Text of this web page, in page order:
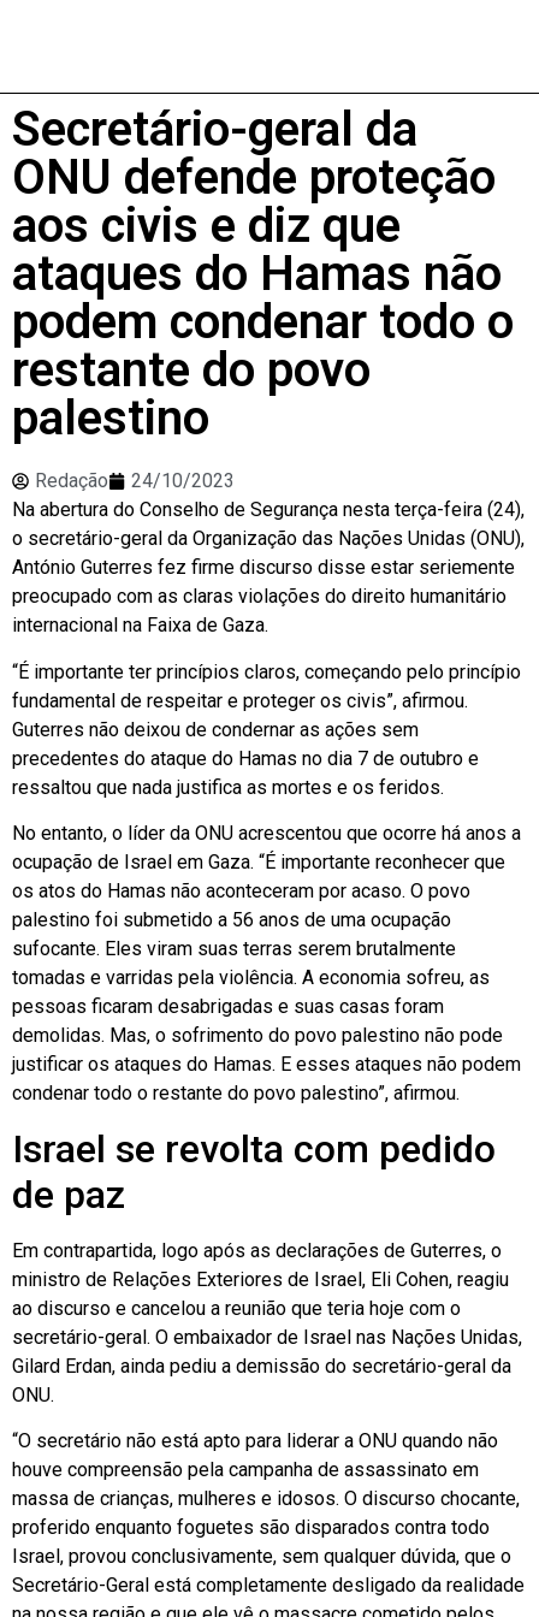
Secretário-geral da
ONU defende proteção
aos civis e diz que
ataques do Hamas não
podem condenar todo o
restante do povo
palestino
Redação
24/10/2023
Na abertura do Conselho de Segurança nesta terça-feira (24),
o secretário-geral da Organização das Nações Unidas (ONU),
António Guterres fez firme discurso disse estar seriemente
preocupado com as claras violações do direito humanitário
internacional na Faixa de Gaza.
“É importante ter princípios claros, começando pelo princípio
fundamental de respeitar e proteger os civis”, afirmou.
Guterres não deixou de condernar as ações sem
precedentes do ataque do Hamas no dia 7 de outubro e
ressaltou que nada justifica as mortes e os feridos.
No entanto, o líder da ONU acrescentou que ocorre há anos a
ocupação de Israel em Gaza. “É importante reconhecer que
os atos do Hamas não aconteceram por acaso. O povo
palestino foi submetido a 56 anos de uma ocupação
sufocante. Eles viram suas terras serem brutalmente
tomadas e varridas pela violência. A economia sofreu, as
pessoas ficaram desabrigadas e suas casas foram
demolidas. Mas, o sofrimento do povo palestino não pode
justificar os ataques do Hamas. E esses ataques não podem
condenar todo o restante do povo palestino”, afirmou.
Israel se revolta com pedido
de paz
Em contrapartida, logo após as declarações de Guterres, o
ministro de Relações Exteriores de Israel, Eli Cohen, reagiu
ao discurso e cancelou a reunião que teria hoje com o
secretário-geral. O embaixador de Israel nas Nações Unidas,
Gilard Erdan, ainda pediu a demissão do secretário-geral da
ONU.
“O secretário não está apto para liderar a ONU quando não
houve compreensão pela campanha de assassinato em
massa de crianças, mulheres e idosos. O discurso chocante,
proferido enquanto foguetes são disparados contra todo
Israel, provou conclusivamente, sem qualquer dúvida, que o
Secretário-Geral está completamente desligado da realidade